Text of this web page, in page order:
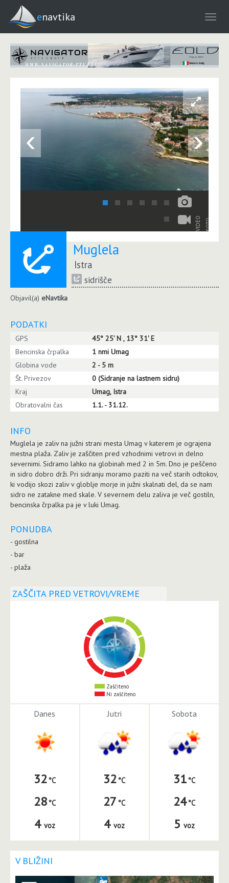
enavtika
‹ ›
VIDEO FOTO
Muglela
Istra
sidrišče
Objavil(a) eNavtika
PODATKI
GPS
45° 25' N , 13° 31' E
Bencinska črpalka
1 nmi Umag
Globina vode
2 - 5 m
Št. Privezov
0 (Sidranje na lastnem sidru)
Kraj
Umag, Istra
Obratovalni čas
1.1. - 31.12.
INFO
Muglela je zaliv na južni strani mesta Umag v katerem je ograjena
mestna plaža. Zaliv je zaščiten pred vzhodnimi vetrovi in delno
severnimi. Sidramo lahko na globinah med 2 in 5m. Dno je peščeno
in sidro dobro drži. Pri sidranju moramo paziti na več starih odtokov,
ki vodijo skozi zaliv v globlje morje in južni skalnati del, da se nam
sidro ne zatakne med skale. V severnem delu zaliva je več gostiln,
bencinska črpalka pa je v luki Umag.
PONUDBA
- gostilna
- bar
- plaža
ZAŠČITA PRED VETROVI/VREME
Zaščiteno
Ni zaščiteno
Danes
32
28
4 voz
Jutri
32
27
4 voz
Sobota
31
24
5 voz
V BLIŽINI